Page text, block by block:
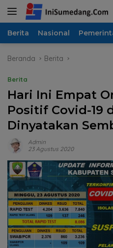
Langsung
Berita Nasional
Beranda Berita
Berita
Hari Ini Empat
Positif Covid-19
Dinyatakan
Admin
23 Agustus 2020